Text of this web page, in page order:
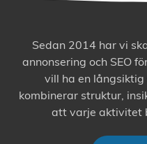
Sedan 2014 har vi
annonsering och SEO
vill ha en
kombinerar struktur,
att varje aktivitet